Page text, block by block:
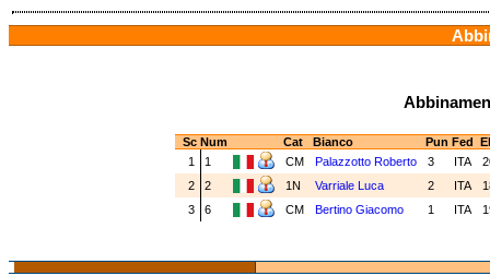
Sc Num Cat Bianco Pun Fed
1
1 CM Palazzotto Roberto 3 ITA
2
2 1N Varriale Luca 2 ITA
3
6 CM Bertino Giacomo 1 ITA